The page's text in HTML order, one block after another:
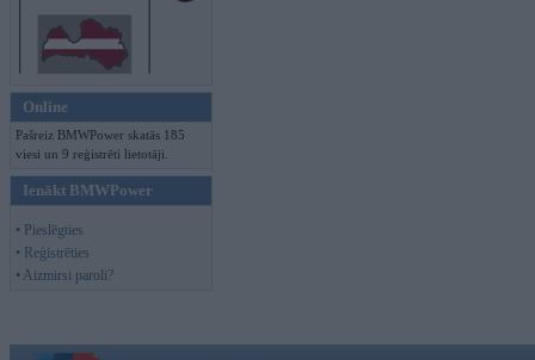
Online
Pašreiz BMWPower skatās 185
viesi un 9 reģistrēti lietotāji.
Ienākt BMWPower
• Pieslēgties
• Reģistrēties
• Aizmirsi paroli?